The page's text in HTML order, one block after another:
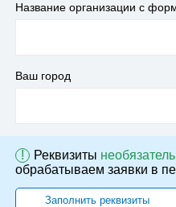
Название организации с
Ваш город
! Реквизиты
обрабатываем заявки в
Заполнить реквизиты